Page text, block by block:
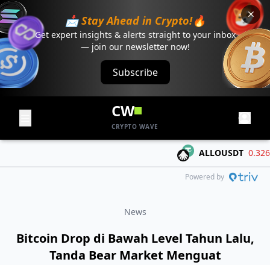
📩 Stay Ahead in Crypto!🔥
Get expert insights & alerts straight to your inbox
— join our newsletter now!
Subscribe
CW
CRYPTO WAVE
ALLOUSDT 0.3267 -
Powered by
News
Bitcoin Drop di Bawah Level Tahun Lalu,
Tanda Bear Market Menguat